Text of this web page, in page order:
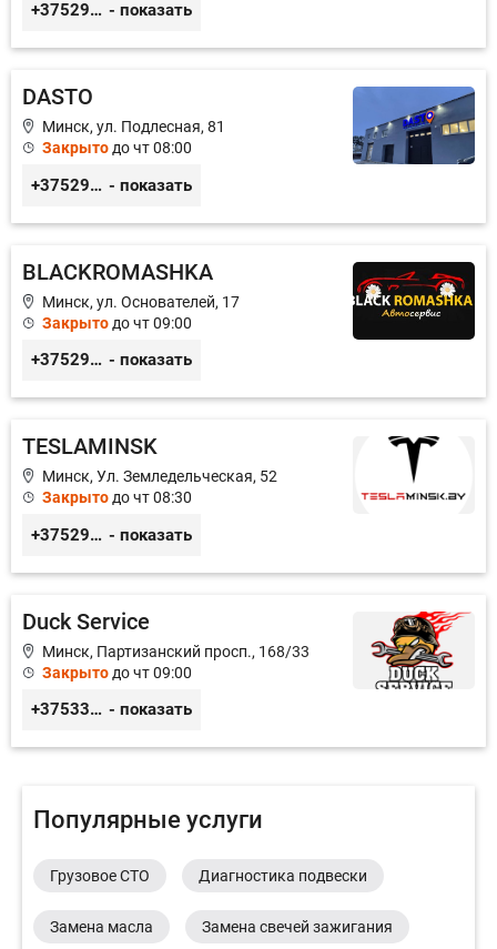
+375299395764 - показать
DASTO
Минск, ул. Подлесная, 81
Закрытодо чт 08:00
+375296606560 - показать
BLACKROMASHKA
Минск, ул. Основателей, 17
Закрыто до чт 09:00
+375296651188 - показать
TESLAMINSK
Минск, Ул. Земледельческая, 52
Закрытодо чт 08:30
+375291335101 - показать
Duck Service
Минск, Партизанский просп., 168/33
Закрыто до чт 09:00
+375333416710 - показать
Популярные услуги
Грузовое СТО Диагностика подвески
Замена масла Замена свечей зажигания